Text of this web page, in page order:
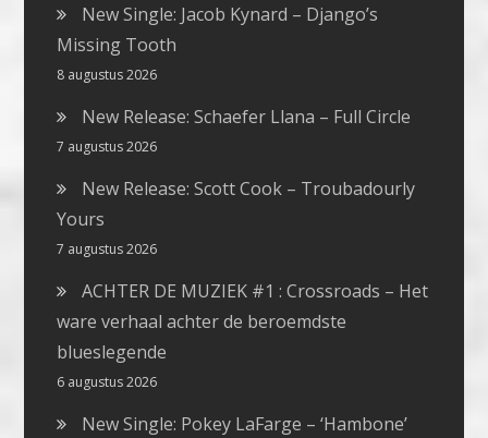
New Single: Jacob Kynard – Django’s
Missing Tooth
8 augustus 2026
New Release: Schaefer Llana – Full Circle
7 augustus 2026
New Release: Scott Cook – Troubadourly
Yours
7 augustus 2026
ACHTER DE MUZIEK #1 : Crossroads – Het
ware verhaal achter de beroemdste
blueslegende
6 augustus 2026
New Single: Pokey LaFarge – ‘Hambone’